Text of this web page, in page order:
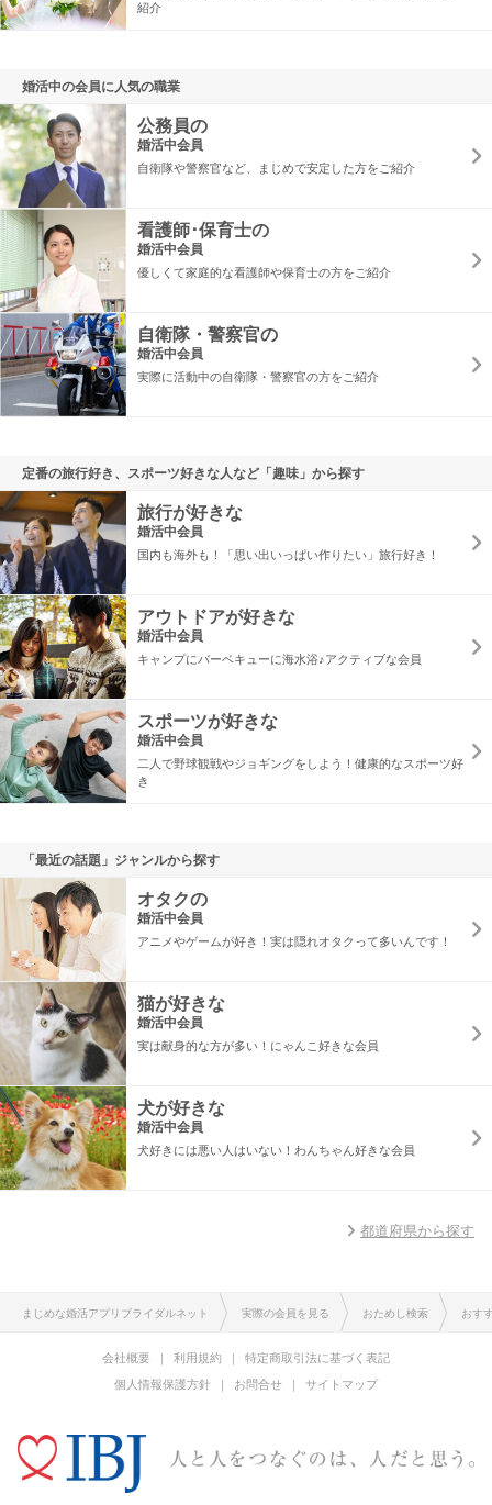
紹介
婚活中の会員に人気の職業
公務員の
婚活中会員
自衛隊や警察官など、まじめで安定した方をご紹介
看護師･保育士の
婚活中会員
優しくて家庭的な看護師や保育士の方をご紹介
自衛隊・警察官の
婚活中会員
実際に活動中の自衛隊・警察官の方をご紹介
定番の旅行好き、スポーツ好きな人など「趣味」から探す
旅行が好きな
婚活中会員
国内も海外も！「思い出いっぱい作りたい」旅行好き！
アウトドアが好きな
婚活中会員
キャンプにバーベキューに海水浴♪アクティブな会員
スポーツが好きな
婚活中会員
二人で野球観戦やジョギングをしよう！健康的なスポーツ好
き
「最近の話題」ジャンルから探す
オタクの
婚活中会員
アニメやゲームが好き！実は隠れオタクって多いんです！
猫が好きな
婚活中会員
実は献身的な方が多い！にゃんこ好きな会員
犬が好きな
婚活中会員
犬好きには悪い人はいない！わんちゃん好きな会員
都道府県から探す
まじめな婚活アプリブライダルネット 実際の会員を見る おためし検索 おす
会社概要 利用規約
特定商取引法に基づく表記
個人情報保護方針
お問合せ サイトマップ